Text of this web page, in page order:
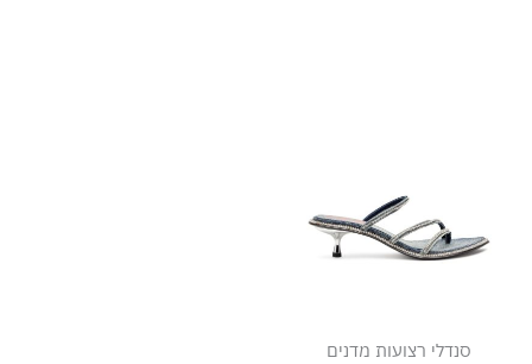
סנדלי רצועות מדנים